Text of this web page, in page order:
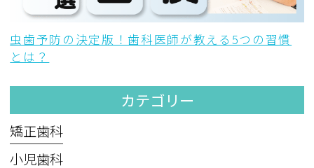
虫歯予防の決定版！歯科医師が教える5つの習慣
とは？
カテゴリー
矯正歯科
小児歯科